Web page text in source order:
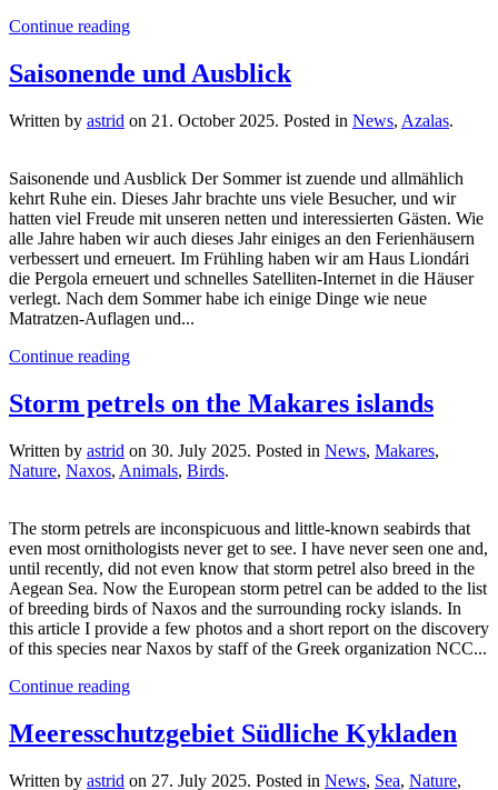
Continue reading
Saisonende und Ausblick
Written by astrid on 21. October 2025. Posted in News, Azalas.
Saisonende und Ausblick Der Sommer ist zuende und allmählich
kehrt Ruhe ein. Dieses Jahr brachte uns viele Besucher, und wir
hatten viel Freude mit unseren netten und interessierten Gästen. Wie
alle Jahre haben wir auch dieses Jahr einiges an den Ferienhäusern
verbessert und erneuert. Im Frühling haben wir am Haus Liondári
die Pergola erneuert und schnelles Satelliten-Internet in die Häuser
verlegt. Nach dem Sommer habe ich einige Dinge wie neue
Matratzen-Auflagen und...
Continue reading
Storm petrels on the Makares islands
Written by astrid on 30. July 2025. Posted in News, Makares,
Nature, Naxos, Animals, Birds.
The storm petrels are inconspicuous and little-known seabirds that
even most ornithologists never get to see. I have never seen one and,
until recently, did not even know that storm petrel also breed in the
Aegean Sea. Now the European storm petrel can be added to the list
of breeding birds of Naxos and the surrounding rocky islands. In
this article I provide a few photos and a short report on the discovery
of this species near Naxos by staff of the Greek organization NCC...
Continue reading
Meeresschutzgebiet Südliche Kykladen
Written by astrid on 27. July 2025. Posted in News, Sea, Nature,